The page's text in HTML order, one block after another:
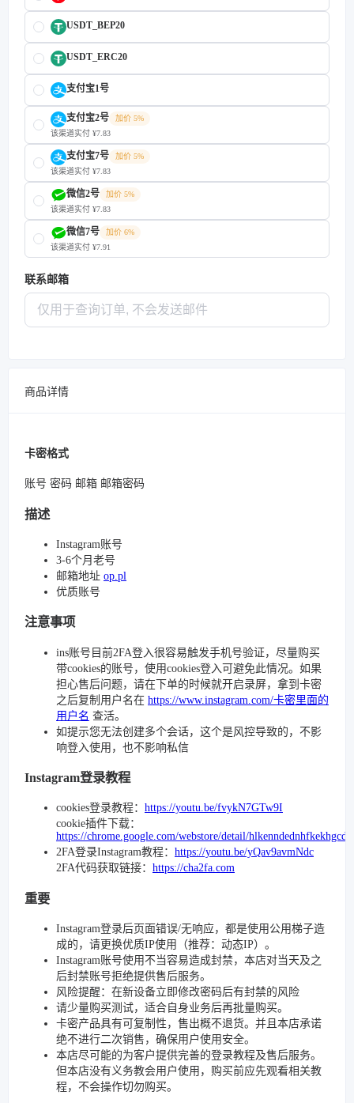
USDT_BEP20
USDT_ERC20
支付宝1号
支付宝2号
加价 5%
该渠道实付 ¥7.83
支付宝7号
加价 5%
该渠道实付 ¥7.83
微信2号
加价 5%
该渠道实付 ¥7.83
微信7号
加价 6%
该渠道实付 ¥7.91
联系邮箱
商品详情
卡密格式
账号 密码 邮箱 邮箱密码
描述
Instagram账号
3-6个月老号
邮箱地址 op.pl
优质账号
注意事项
ins账号目前2FA登入很容易触发手机号验证，尽量购买
带cookies的账号，使用cookies登入可避免此情况。如果
担心售后问题，请在下单的时候就开启录屏，拿到卡密
之后复制用户名在 https://www.instagram.com/卡密里面的
用户名 查活。
如提示您无法创建多个会话，这个是风控导致的，不影
响登入使用，也不影响私信
Instagram登录教程
cookies登录教程： https://youtu.be/fvykN7GTw9I
cookie插件下载：
https://chrome.google.com/webstore/detail/
2FA登录Instagram教程： https://youtu.be/yQav9avmNdc
2FA代码获取链接： https://cha2fa.com
重要
Instagram登录后页面错误/无响应，都是使用公用梯子造
成的，请更换优质IP使用（推荐：动态IP）。
Instagram账号使用不当容易造成封禁，本店对当天及之
后封禁账号拒绝提供售后服务。
风险提醒：在新设备立即修改密码后有封禁的风险
请少量购买测试，适合自身业务后再批量购买。
卡密产品具有可复制性，售出概不退货。并且本店承诺
绝不进行二次销售，确保用户使用安全。
本店尽可能的为客户提供完善的登录教程及售后服务。
但本店没有义务教会用户使用，购买前应先观看相关教
程，不会操作切勿购买。